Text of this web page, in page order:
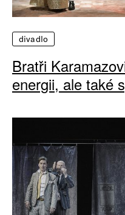
divadlo
Bratři
energii, ale také